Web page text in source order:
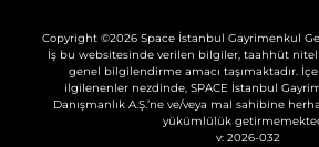
Copyright ©2026 Space İstanbul Gayrimenkul
İş bu websitesinde verilen bilgiler, taahhüt
genel bilgilendirme amacı taşımaktadır.
ilgilenenler nezdinde, SPACE İstanbul
Danışmanlık A.Ş.’ne ve/veya mal sahibine
yükümlülük
v: 2026-032